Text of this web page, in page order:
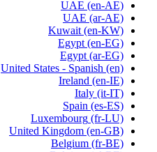
UAE (en-AE)
UAE (ar-AE)
Kuwait (en-KW)
Egypt (en-EG)
Egypt (ar-EG)
United States - Spanish (en)
Ireland (en-IE)
Italy (it-IT)
Spain (es-ES)
Luxembourg (fr-LU)
United Kingdom (en-GB)
Belgium (fr-BE)